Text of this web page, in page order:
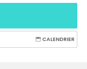
CALENDRIER